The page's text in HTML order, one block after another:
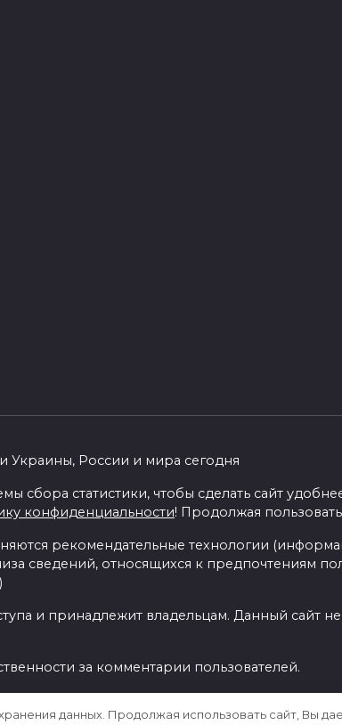
Украины, России и мира сегодня
сбора статистики, чтобы сделать сайт
конфиденциальности! Продолжая
рекомендательные технологии
сведений, относящихся к предпочтениям
и принадлежит владельцам. Данный сайт
за комментарии пользователей.
данных. Продолжая использовать сайт, Вы